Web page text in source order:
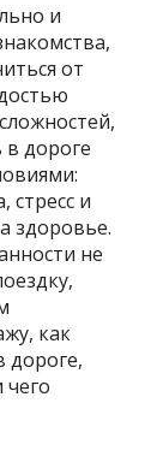
и
от
дороге
стресс и
здоровье.
не
как
дороге,